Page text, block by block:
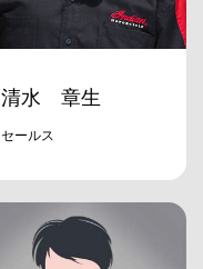
清水 章生
セールス